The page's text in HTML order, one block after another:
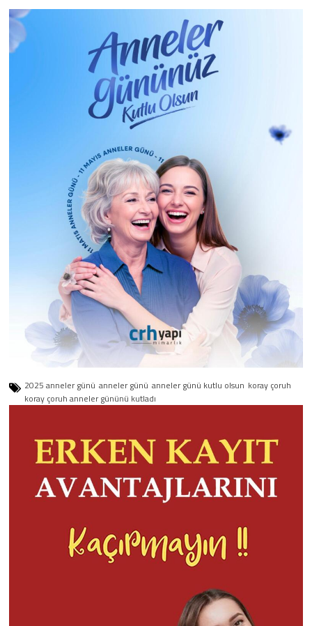
2025 anneler günü anneler günü anneler günü kutlu olsun koray çoruh
koray çoruh anneler gününü kutladı